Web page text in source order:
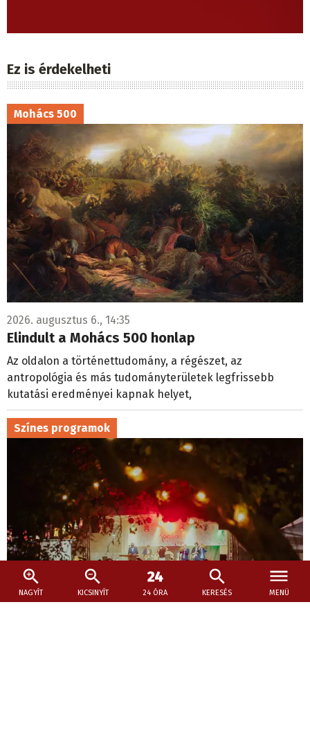
NAGYÍT KICSINYÍT 24 ÓRA KERESÉS MENÜ
Ez is érdekelheti
Mohács 500
2026. augusztus 6., 14:35
Elindult a Mohács 500 honlap
Az oldalon a történettudomány, a régészet, az
antropológia és más tudományterületek legfrissebb
kutatási eredményei kapnak helyet,
Színes programok